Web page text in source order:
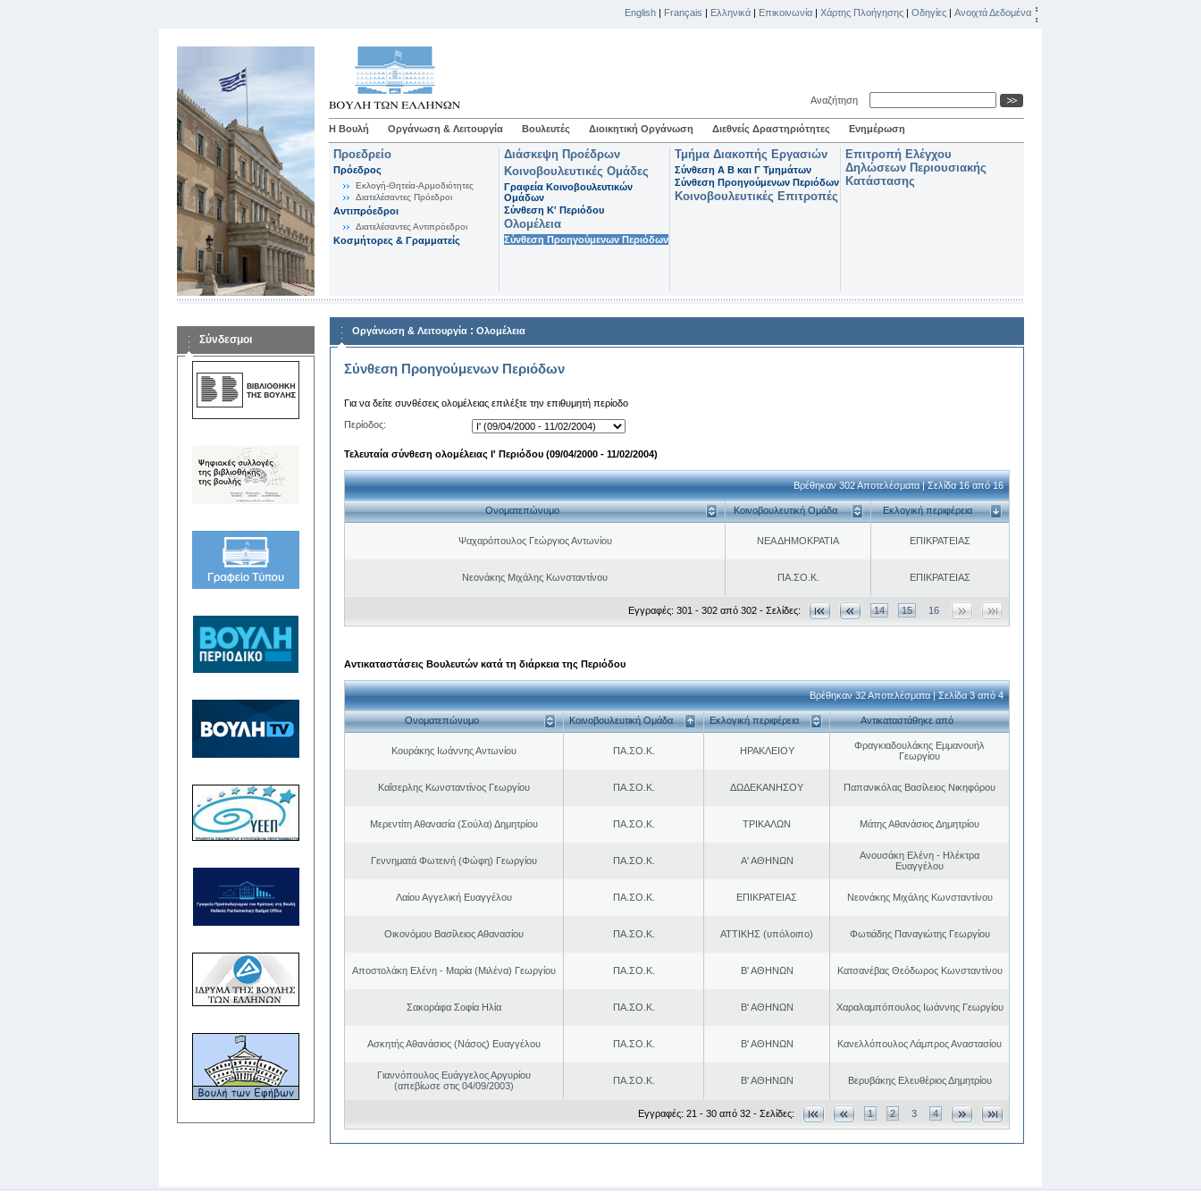
English | Français | Ελληνικά | Επικοινωνία | Χάρτης Πλοήγησης | Οδηγίες | Ανοιχτά Δεδομένα
Αναζήτηση
Η Βουλή Οργάνωση & Λειτουργία Βουλευτές Διοικητική Οργάνωση Διεθνείς Δραστηριότητες Ενημέρωση
Προεδρείο
Πρόεδρος
Εκλογή-Θητεία-Αρμοδιότητες
Διατελέσαντες Πρόεδροι
Αντιπρόεδροι
Διατελέσαντες Αντιπρόεδροι
Κοσμήτορες & Γραμματείς
Διάσκεψη Προέδρων
Κοινοβουλευτικές Ομάδες
Γραφεία Κοινοβουλευτικών
Ομάδων
Σύνθεση K' Περιόδου
Ολομέλεια
Σύνθεση Προηγούμενων Περιόδων
Τμήμα Διακοπής Εργασιών
Σύνθεση Α Β και Γ Τμημάτων
Σύνθεση Προηγούμενων Περιόδων
Κοινοβουλευτικές Επιτροπές
Επιτροπή Ελέγχου
Δηλώσεων Περιουσιακής
Κατάστασης
Σύνδεσμοι
Οργάνωση & Λειτουργία : Ολομέλεια
Σύνθεση Προηγούμενων Περιόδων
Για να δείτε συνθέσεις ολομέλειας επιλέξτε την επιθυμητή περίοδο
Περίοδος:
Τελευταία σύνθεση ολομέλειας Ι' Περιόδου (09/04/2000 - 11/02/2004)
Βρέθηκαν 302 Αποτελέσματα | Σελίδα 16 από 16
Ονοματεπώνυμο Κοινοβουλευτική Ομάδα Εκλογική περιφέρεια
Ψαχαρόπουλος Γεώργιος Αντωνίου ΝΕΑ ΔΗΜΟΚΡΑΤΙΑ ΕΠΙΚΡΑΤΕΙΑΣ
Νεονάκης Μιχάλης Κωνσταντίνου ΠΑ.ΣΟ.Κ. ΕΠΙΚΡΑΤΕΙΑΣ
Εγγραφές: 301 - 302 από 302 - Σελίδες: 14 15 16
Αντικαταστάσεις Βουλευτών κατά τη διάρκεια της Περιόδου
Βρέθηκαν 32 Αποτελέσματα | Σελίδα 3 από 4
Ονοματεπώνυμο Κοινοβουλευτική Ομάδα Εκλογική περιφέρεια Αντικαταστάθηκε από
Κουράκης Ιωάννης Αντωνίου ΠΑ.ΣΟ.Κ. ΗΡΑΚΛΕΙΟΥ
Φραγκιαδουλάκης Εμμανουήλ
Γεωργίου
Καΐσερλης Κωνσταντίνος Γεωργίου ΠΑ.ΣΟ.Κ. ΔΩΔΕΚΑΝΗΣΟΥ Παπανικόλας Βασίλειος Νικηφόρου
Μερεντίτη Αθανασία (Σούλα) Δημητρίου ΠΑ.ΣΟ.Κ. ΤΡΙΚΑΛΩΝ Μάτης Αθανάσιος Δημητρίου
Γεννηματά Φωτεινή (Φώφη) Γεωργίου ΠΑ.ΣΟ.Κ. Α' ΑΘΗΝΩΝ
Ανουσάκη Ελένη - Ηλέκτρα
Ευαγγέλου
Λαίου Αγγελική Ευαγγέλου ΠΑ.ΣΟ.Κ. ΕΠΙΚΡΑΤΕΙΑΣ Νεονάκης Μιχάλης Κωνσταντίνου
Οικονόμου Βασίλειος Αθανασίου ΠΑ.ΣΟ.Κ. ΑΤΤΙΚΗΣ (υπόλοιπο) Φωτιάδης Παναγιώτης Γεωργίου
Αποστολάκη Ελένη - Μαρία (Μιλένα) Γεωργίου ΠΑ.ΣΟ.Κ. Β' ΑΘΗΝΩΝ Κατσανέβας Θεόδωρος Κωνσταντίνου
Σακοράφα Σοφία Ηλία ΠΑ.ΣΟ.Κ. Β' ΑΘΗΝΩΝ Χαραλαμπόπουλος Ιωάννης Γεωργίου
Ασκητής Αθανάσιος (Νάσος) Ευαγγέλου ΠΑ.ΣΟ.Κ. Β' ΑΘΗΝΩΝ Κανελλόπουλος Λάμπρος Αναστασίου
Γιαννόπουλος Ευάγγελος Αργυρίου
(απεβίωσε στις 04/09/2003)
ΠΑ.ΣΟ.Κ. Β' ΑΘΗΝΩΝ Βερυβάκης Ελευθέριος Δημητρίου
Εγγραφές: 21 - 30 από 32 - Σελίδες: 1 2 3 4